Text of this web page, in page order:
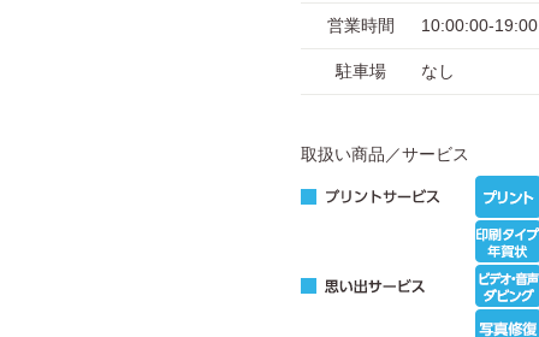
営業時間 10:00:00-
駐車場 なし
取扱い商品／サービス